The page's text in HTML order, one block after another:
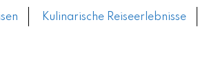
Kulinarische Reiseerlebnisse